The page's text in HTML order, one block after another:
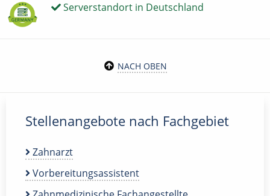
Serverstandort in Deutschland
NACH OBEN
Stellenangebote nach Fachgebiet
Zahnarzt
Vorbereitungsassistent